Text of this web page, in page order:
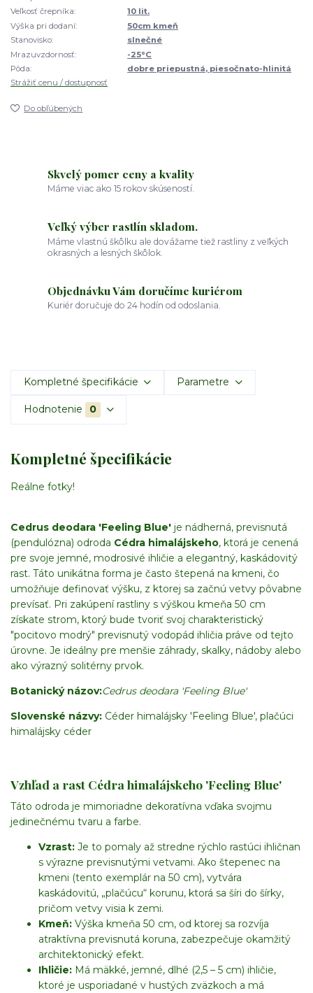
Veľkosť črepníka:
10 lit.
Výška pri dodaní:
50cm kmeň
Stanovisko:
slnečné
Mrazuvzdornosť:
-25°C
Pôda:
dobre priepustná, piesočnato-hlinitá
Strážiť cenu / dostupnosť
Do obľúbených
Skvelý pomer ceny a kvality
Máme viac ako 15 rokov skúseností.
Veľký výber rastlín skladom.
Máme vlastnú škôlku ale dovážame tiež rastliny z veľkých
okrasných a lesných škôlok.
Objednávku Vám doručíme kuriérom
Kuriér doručuje do 24 hodín od odoslania.
Kompletné špecifikácie Parametre
Hodnotenie 0
Kompletné špecifikácie
Reálne fotky!
Cedrus deodara 'Feeling Blue' je nádherná, previsnutá
(pendulózna) odroda Cédra himalájskeho, ktorá je cenená
pre svoje jemné, modrosivé ihličie a elegantný, kaskádovitý
rast. Táto unikátna forma je často štepená na kmeni, čo
umožňuje definovať výšku, z ktorej sa začnú vetvy pôvabne
prevísať. Pri zakúpení rastliny s výškou kmeňa 50 cm
získate strom, ktorý bude tvoriť svoj charakteristický
"pocitovo modrý" previsnutý vodopád ihličia práve od tejto
úrovne. Je ideálny pre menšie záhrady, skalky, nádoby alebo
ako výrazný solitérny prvok.
Botanický názov:Cedrus deodara 'Feeling Blue'
Slovenské názvy: Céder himalájsky 'Feeling Blue', plačúci
himalájsky céder
Vzhľad a rast Cédra himalájskeho 'Feeling Blue'
Táto odroda je mimoriadne dekoratívna vďaka svojmu
jedinečnému tvaru a farbe.
Vzrast: Je to pomaly až stredne rýchlo rastúci ihličnan
s výrazne previsnutými vetvami. Ako štepenec na
kmeni (tento exemplár na 50 cm), vytvára
kaskádovitú, „plačúcu“ korunu, ktorá sa šíri do šírky,
pričom vetvy visia k zemi.
Kmeň: Výška kmeňa 50 cm, od ktorej sa rozvíja
atraktívna previsnutá koruna, zabezpečuje okamžitý
architektonický efekt.
Ihličie: Má mäkké, jemné, dlhé (2,5 – 5 cm) ihličie,
ktoré je usporiadané v hustých zväzkoch a má